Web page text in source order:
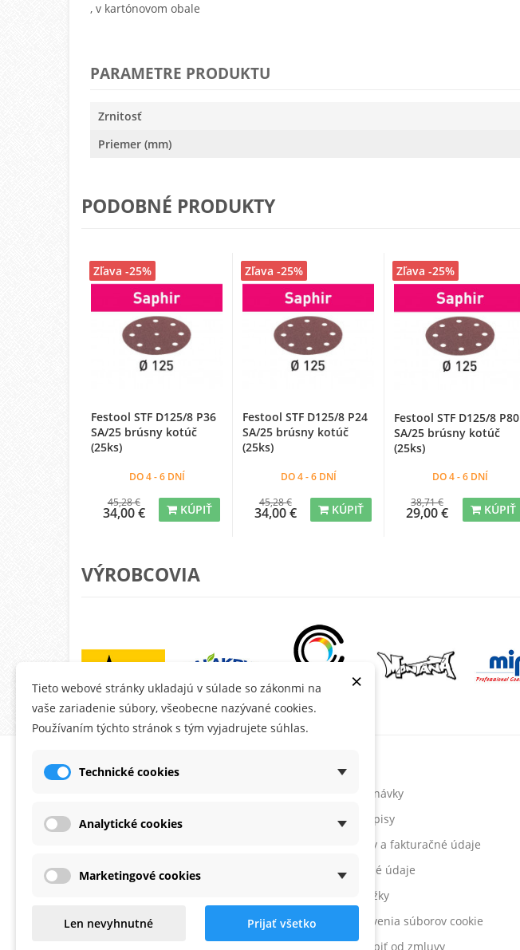
, v kartónovom obale
PARAMETRE PRODUKTU
Zrnitosť
Priemer (mm)
PODOBNÉ PRODUKTY
Festool STF D125/8 P36
SA/25 brúsny kotúč
(25ks)
DO 4 - 6 DNÍ
45,28 €
34,00 € KÚPIŤ
Zľava -25%
Festool STF D125/8 P24
SA/25 brúsny kotúč
(25ks)
DO 4 - 6 DNÍ
45,28 €
34,00 € KÚPIŤ
Zľava -25%
Festool STF D125/8 P80
SA/25 brúsny kotúč
(25ks)
DO 4 - 6 DNÍ
38,71 €
29,00 € KÚPIŤ
Zľava -25%
VÝROBCOVIA
O MONTANA.SK
Zaoberáme sa predajom fasádnych
omietok a farieb už viac ako 20 rokov.
ÚČET
Objednávky
Dobropisy
Adresy a fakturačné údaje
Osobné údaje
Poukážky
Nastavenia súborov cookie
Odstúpiť od zmluvy
×
Tieto webové stránky ukladajú v súlade so zákonmi na
vaše zariadenie súbory, všeobecne nazývané cookies.
Používaním týchto stránok s tým vyjadrujete súhlas.
Technické cookies
Analytické cookies
Marketingové cookies
Len nevyhnutné Prijať všetko